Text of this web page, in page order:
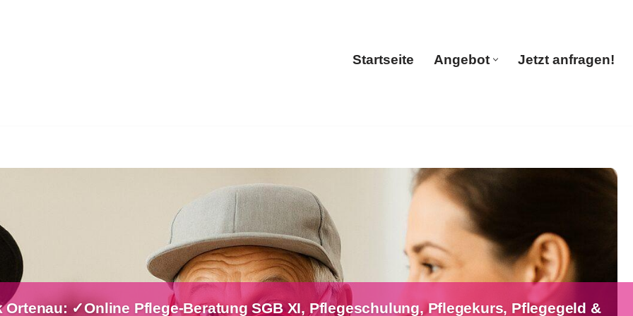
Startseite Angebot Jetzt anfragen!
✓Online Pflege-Beratung SGB XI, Pflegeschulung, Pflegekurs, Pflegegeld &